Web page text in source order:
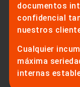
documentos
confidencial
nuestros
Cualquier
máxima
internas